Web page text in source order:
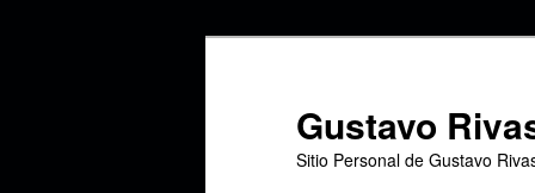
Gustavo
Sitio Personal de Gustavo